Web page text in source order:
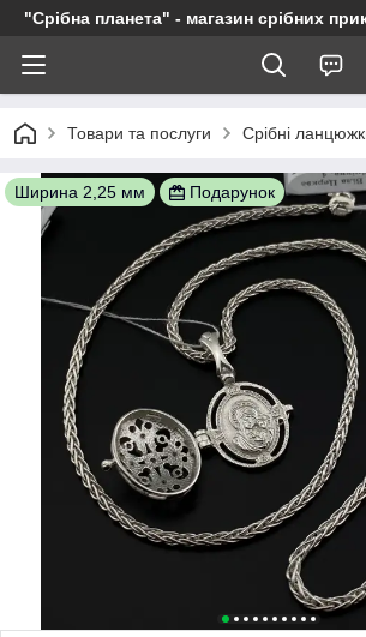
"Срібна планета" - магазин срібних
Товари та послуги Срібні
Ширина 2,25 мм Подарунок